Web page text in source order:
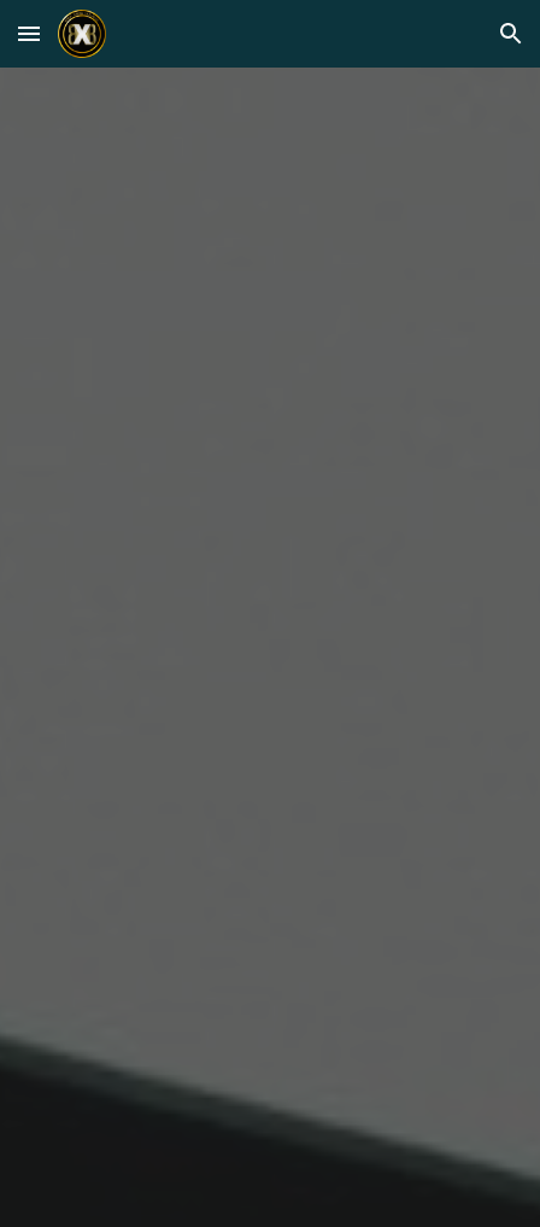
Skip to main content Skip to navigation